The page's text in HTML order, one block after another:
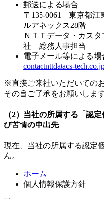
郵送による場合
〒135-0061 東京都江
ルアネックス28階
ＮＴＴデータ・カス
社 総務人事担当
電子メール等による場
contactnttdatacs-tech.co.jp
※直接ご来社いただいての
その旨ご了承をお願いします
（2）当社の所属する「認
び苦情の申出先
現在、当社の所属する認定
ん。
ホーム
個人情報保護方針